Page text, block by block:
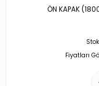
ÖN KAPAK
Fiyatları